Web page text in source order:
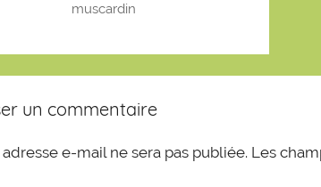
muscardin
un commentaire
e-mail ne sera pas publiée. Les